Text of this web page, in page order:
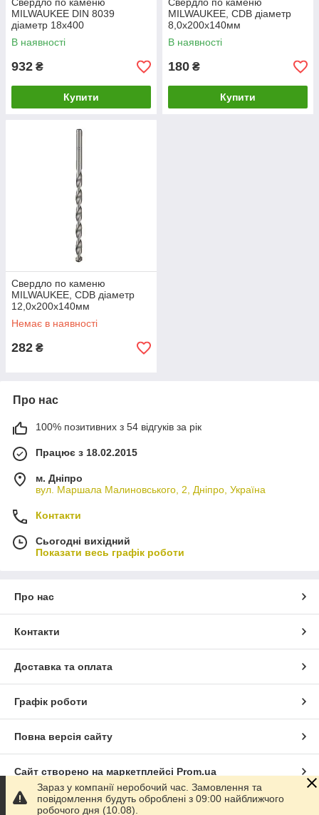
MILWAUKEE DIN 8039
діаметр 18x400
В наявності
932 ₴
Купити
MILWAUKEE, CDB діаметр
8,0x200х140мм
В наявності
180 ₴
Купити
Свердло по каменю
MILWAUKEE, CDB діаметр
12,0х200х140мм
Немає в наявності
282 ₴
Про нас
100% позитивних з 54 відгуків за рік
Працює з 18.02.2015
м. Дніпро
вул. Маршала Малиновського, 2, Дніпро, Україна
Контакти
Сьогодні вихідний
Показати весь графік роботи
Про нас
Контакти
Доставка та оплата
Графік роботи
Повна версія сайту
Сайт створено на маркетплейсі Prom.ua
Політика конфіденційності
Зараз у компанії неробочий час. Замовлення та
повідомлення будуть оброблені з 09:00 найближчого
робочого дня (10.08).